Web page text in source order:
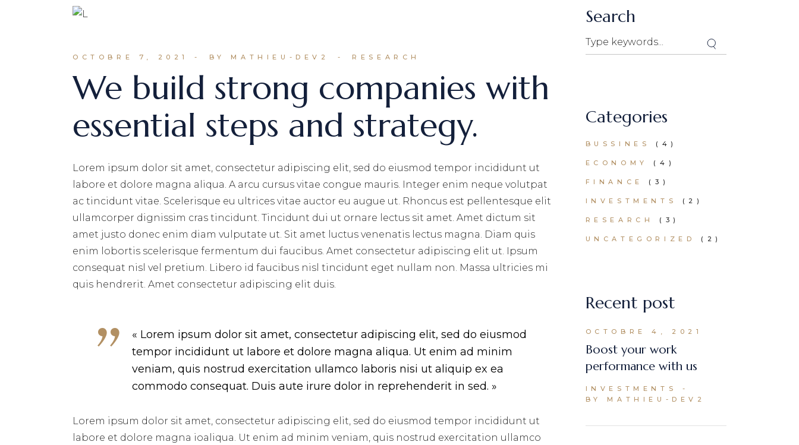
OCTOBRE 7, 2021 BY MATHIEU-DEV2 RESEARCH
We build strong companies with
essential steps and strategy.
Lorem ipsum dolor sit amet, consectetur adipiscing elit, sed do eiusmod tempor incididunt ut
labore et dolore magna aliqua. A arcu cursus vitae congue mauris. Integer enim neque volutpat
ac tincidunt vitae. Scelerisque eu ultrices vitae auctor eu augue ut. Rhoncus est pellentesque elit
ullamcorper dignissim cras tincidunt. Tincidunt dui ut ornare lectus sit amet. Amet dictum sit
amet justo donec enim diam vulputate ut. Sit amet luctus venenatis lectus magna. Diam quis
enim lobortis scelerisque fermentum dui faucibus. Amet consectetur adipiscing elit ut. Ipsum
consequat nisl vel pretium. Libero id faucibus nisl tincidunt eget nullam non. Massa ultricies mi
quis hendrerit. Amet consectetur adipiscing elit duis.
« Lorem ipsum dolor sit amet, consectetur adipiscing elit, sed do eiusmod
tempor incididunt ut labore et dolore magna aliqua. Ut enim ad minim
veniam, quis nostrud exercitation ullamco laboris nisi ut aliquip ex ea
commodo consequat. Duis aute irure dolor in reprehenderit in sed. »
Lorem ipsum dolor sit amet, consectetur adipiscing elit, sed do eiusmod tempor incididunt ut
labore et dolore magna ioaliqua. Ut enim ad minim veniam, quis nostrud exercitation ullamco
Search
Categories
BUSSINES (4)
ECONOMY (4)
FINANCE (3)
INVESTMENTS (2)
RESEARCH (3)
UNCATEGORIZED (2)
Recent post
OCTOBRE 4, 2021
Boost your work
performance with us
INVESTMENTS
BY MATHIEU-DEV2